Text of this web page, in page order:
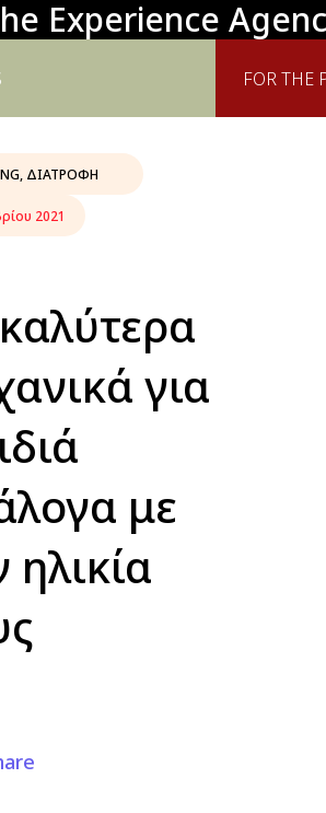
Experience
FOR THE
, ΔΙΑΤΡΟΦΉ
2021
για
με
ηλικία